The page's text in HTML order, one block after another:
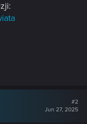
#2
Jun 27, 2025